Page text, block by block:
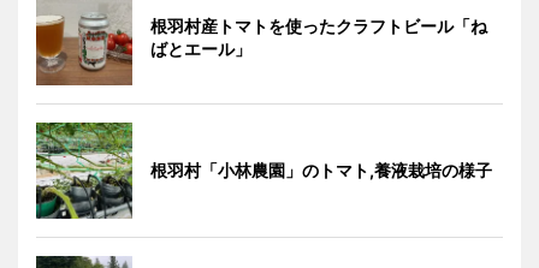
根羽村産トマトを使ったクラフトビール「ね
ばとエール」
根羽村「小林農園」のトマト,養液栽培の様子